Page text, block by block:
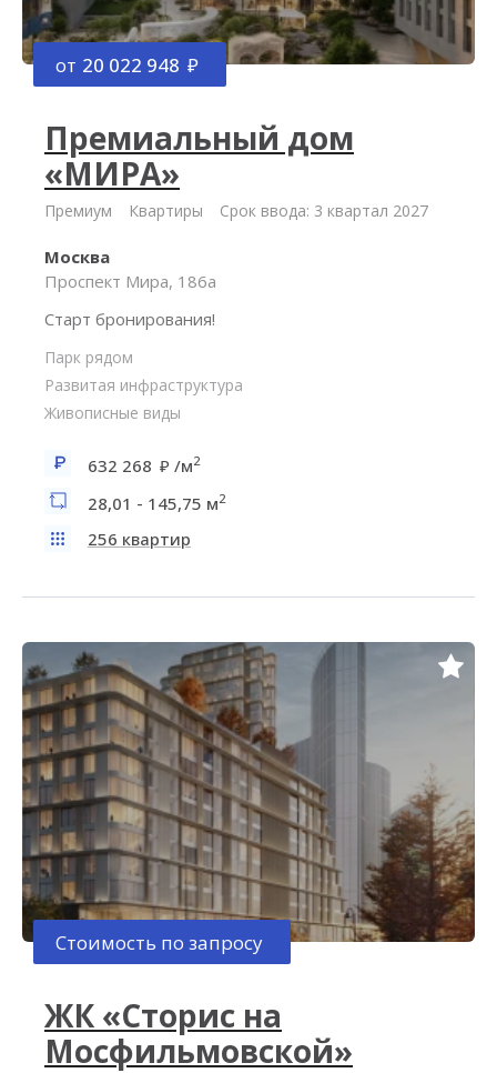
от 20 022 948
Премиальный дом
«МИРА»
Премиум Квартиры Срок ввода: 3 квартал 2027
Москва
Проспект Мира, 186а
Старт бронирования!
Парк рядом
Развитая инфраструктура
Живописные виды
632 268 /м2
28,01 - 145,75 м2
256 квартир
Стоимость по запросу
ЖК «Сторис на
Мосфильмовской»